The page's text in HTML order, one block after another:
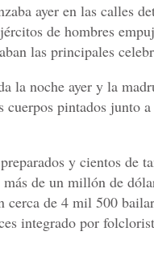
ayer en las calles
de hombres
las principales
la noche ayer y la
cuerpos pintados junto
y cientos de
de un millón de
cerca de 4 mil 500
integrado por